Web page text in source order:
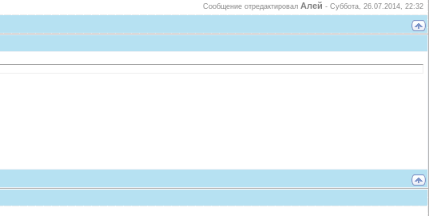
Сообщение отредактировал Алей - Суббота, 26.07.2014, 22:32